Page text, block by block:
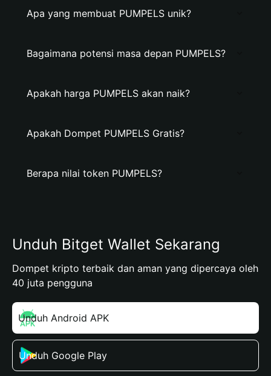
Apa yang membuat PUMPELS unik?
Bagaimana potensi masa depan PUMPELS?
Apakah harga PUMPELS akan naik?
Apakah Dompet PUMPELS Gratis?
Berapa nilai token PUMPELS?
Unduh Bitget Wallet Sekarang
Dompet kripto terbaik dan aman yang dipercaya oleh
40 juta pengguna
Unduh Android APK
Unduh Google Play